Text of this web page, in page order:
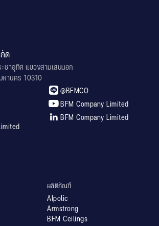
กัด
ชาอุทิศ แขวงสามเสนนอก
หานคร 10310
 @BFMCO
 BFM Company Limited
 BFM Company Limited
ผลิตภัณฑ์
Alpolic
Armstrong
BFM Ceilings